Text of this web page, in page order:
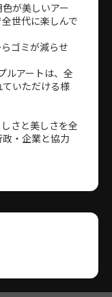
が美しいアー
世代に楽しんで
ゴミが減らせ
ルアートは、全
いただける様
さと美しさを全
・企業と協力